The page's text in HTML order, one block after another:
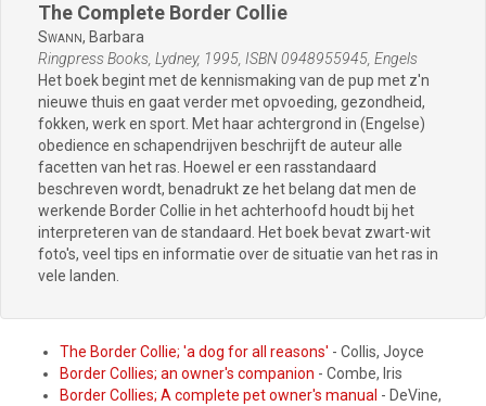
The Complete Border Collie
Swann, Barbara
Ringpress Books, Lydney, 1995, ISBN 0948955945, Engels
Het boek begint met de kennismaking van de pup met z'n
nieuwe thuis en gaat verder met opvoeding, gezondheid,
fokken, werk en sport. Met haar achtergrond in (Engelse)
obedience en schapendrijven beschrijft de auteur alle
facetten van het ras. Hoewel er een rasstandaard
beschreven wordt, benadrukt ze het belang dat men de
werkende Border Collie in het achterhoofd houdt bij het
interpreteren van de standaard. Het boek bevat zwart-wit
foto's, veel tips en informatie over de situatie van het ras in
vele landen.
The Border Collie; 'a dog for all reasons' - Collis, Joyce
Border Collies; an owner's companion - Combe, Iris
Border Collies; A complete pet owner's manual - DeVine,